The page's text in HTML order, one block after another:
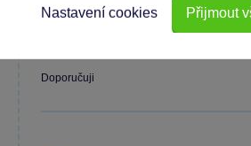
Doporučuji
Nastavení cookies Přijmout